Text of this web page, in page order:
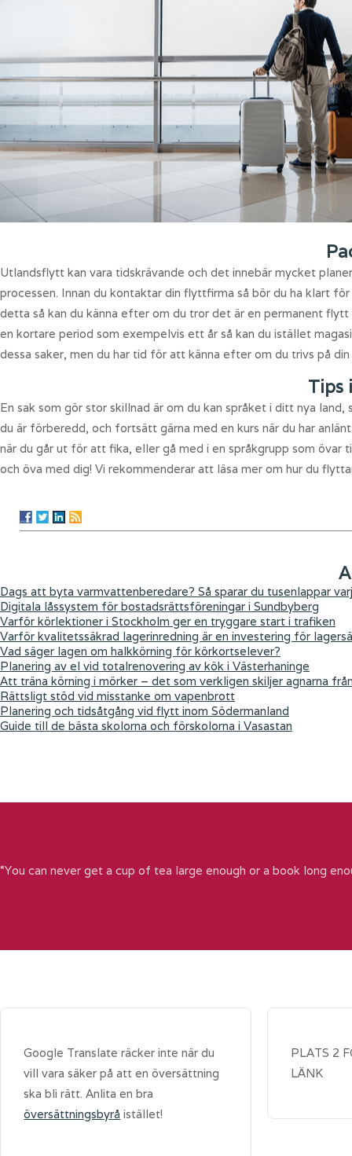
Utlandsflytt kan vara tidskrävande och det innebär mycket
processen. Innan du kontaktar din flyttfirma så bör du ha klart
detta så kan du känna efter om du tror det är en permanent
en kortare period som exempelvis ett år så kan du istället
dessa saker, men du har tid för att känna efter om du trivs på
Tips
En sak som gör stor skillnad är om du kan språket i ditt nya
du är förberedd, och fortsätt gärna med en kurs när du har
när du går ut för att fika, eller gå med i en språkgrupp som
och öva med dig! Vi rekommenderar att läsa mer om hur du
Dags att byta varmvattenberedare? Så sparar du tusenlappar
Digitala låssystem för bostadsrättsföreningar i Sundbyberg
Varför körlektioner i Stockholm ger en tryggare start i trafiken
Varför kvalitetssäkrad lagerinredning är en investering för
Vad säger lagen om halkkörning för körkortselever?
Planering av el vid totalrenovering av kök i Västerhaninge
Att träna körning i mörker – det som verkligen skiljer agnarna
Rättsligt stöd vid misstanke om vapenbrott
Planering och tidsåtgång vid flytt inom Södermanland
Guide till de bästa skolorna och förskolorna i Vasastan
“You can never get a cup of tea large enough or a book long
Google Translate räcker inte när du
vill vara säker på att en översättning
ska bli rätt. Anlita en bra
översättningsbyrå istället!
PLATS 2
LÄNK